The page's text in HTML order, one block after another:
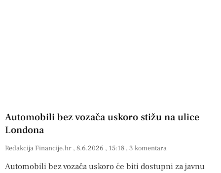
Automobili bez vozača uskoro stižu na ulice
Londona
Redakcija Financije.hr 8.6.2026 15:18 3 komentara
Automobili bez vozača uskoro će biti dostupni za javnu